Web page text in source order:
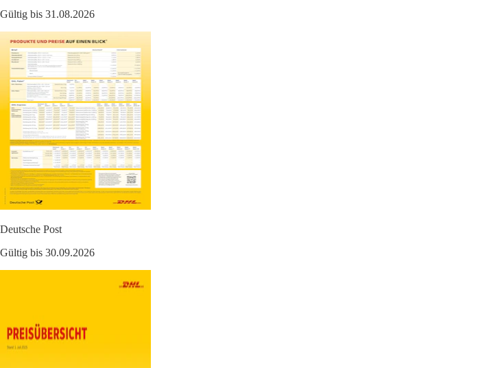
Gültig bis 31.08.2026
Deutsche Post
Gültig bis 30.09.2026